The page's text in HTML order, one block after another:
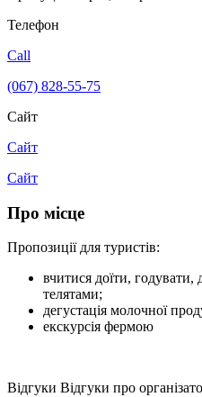
Телефон
Call
(067) 828-55-75
Сайт
Сайт
Сайт
Про місце
Пропозиції для туристів:
вчитися доїти, годувати,
телятами;
дегустація молочної
екскурсія фермою
Відгуки Відгуки про